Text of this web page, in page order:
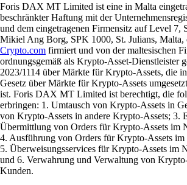
Foris DAX MT Limited ist eine in Malta
beschränkter Haftung mit der
und dem eingetragenen Firmensitz auf Level 7,
Mikiel Ang Borg, SPK 1000, St. Julians, Malta,
Crypto.com firmiert und von der maltesischen
ordnungsgemäß als Krypto-Asset-Dienstleister
2023/1114 über Märkte für Krypto-Assets, die
Gesetz über Märkte für Krypto-Assets
ist. Foris DAX MT Limited ist berechtigt, die
erbringen: 1. Umtausch von Krypto-Assets in
von Krypto-Assets in andere Krypto-Assets; 3.
Übermittlung von Orders für Krypto-Assets im
4. Ausführung von Orders für Krypto-Assets
5. Überweisungsservices für Krypto-Assets im
und 6. Verwahrung und Verwaltung von
Kunden.